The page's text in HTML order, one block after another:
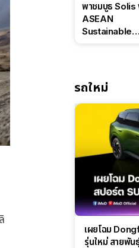
พาชมบูธ Solis
ASEAN
Sustainable
IntelliHouse แ
EverCORE โซลู
ESS ครบวงจร
รถใหม่
เผยโฉม
รุ่นใหม่ สายพัน